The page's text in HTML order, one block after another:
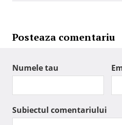
Posteaza comentariu
Numele tau
Subiectul comentariului